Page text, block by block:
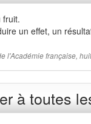
fruit.
un effet, un
l'Académie française,
à toutes